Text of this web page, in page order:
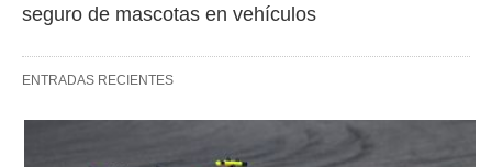
seguro de mascotas en vehículos
ENTRADAS RECIENTES